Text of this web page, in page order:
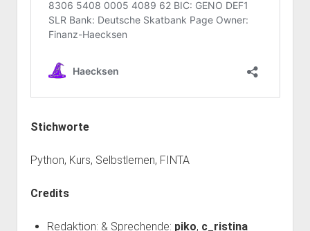
Stichworte
Python, Kurs, Selbstlernen, FINTA
Credits
Redaktion: & Sprechende: piko, c_ristina